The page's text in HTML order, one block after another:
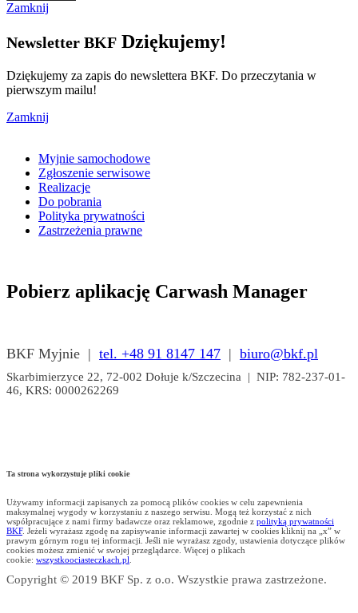
Zamknij
Newsletter BKF Dziękujemy!
Dziękujemy za zapis do newslettera BKF. Do przeczytania w
pierwszym mailu!
Zamknij
Myjnie samochodowe
Zgłoszenie serwisowe
Realizacje
Do pobrania
Polityka prywatności
Zastrzeżenia prawne
Pobierz aplikację Carwash Manager
BKF Myjnie | tel. +48 91 8147 147 | biuro@bkf.pl
Skarbimierzyce 22, 72-002 Dołuje k/Szczecina | NIP: 782-237-01-
46, KRS: 0000262269
Ta strona wykorzystuje pliki cookie
Używamy informacji zapisanych za pomocą plików cookies w celu zapewnienia
maksymalnej wygody w korzystaniu z naszego serwisu. Mogą też korzystać z nich
współpracujące z nami firmy badawcze oraz reklamowe, zgodnie z polityką prywatności
BKF. Jeżeli wyrażasz zgodę na zapisywanie informacji zawartej w cookies kliknij na „x” w
prawym górnym rogu tej informacji. Jeśli nie wyrażasz zgody, ustawienia dotyczące plików
cookies możesz zmienić w swojej przeglądarce. Więcej o plikach
cookie: wszystkoociasteczkach.pl
Copyright © 2019 BKF Sp. z o.o. Wszystkie prawa zastrzeżone.